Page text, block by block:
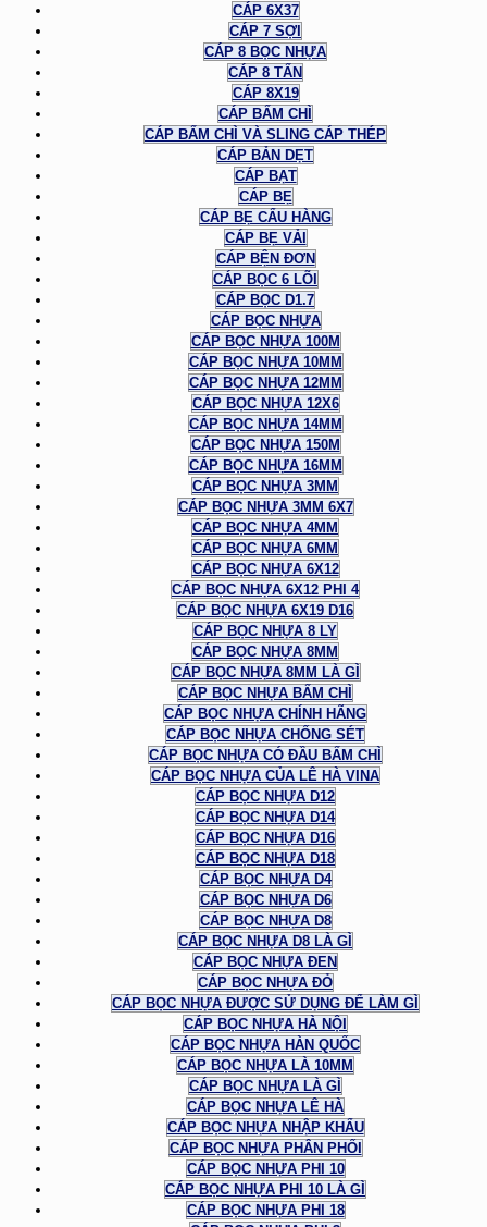
CÁP 6X37
CÁP 7 SỢI
CÁP 8 BỌC NHỰA
CÁP 8 TẤN
CÁP 8X19
CÁP BẤM CHÌ
CÁP BẤM CHÌ VÀ SLING CÁP THÉP
CÁP BẢN DẸT
CÁP BẠT
CÁP BẸ
CÁP BẸ CẨU HÀNG
CÁP BẸ VẢI
CÁP BỆN ĐƠN
CÁP BỌC 6 LÕI
CÁP BỌC D1.7
CÁP BỌC NHỰA
CÁP BỌC NHỰA 100M
CÁP BỌC NHỰA 10MM
CÁP BỌC NHỰA 12MM
CÁP BỌC NHỰA 12X6
CÁP BỌC NHỰA 14MM
CÁP BỌC NHỰA 150M
CÁP BỌC NHỰA 16MM
CÁP BỌC NHỰA 3MM
CÁP BỌC NHỰA 3MM 6X7
CÁP BỌC NHỰA 4MM
CÁP BỌC NHỰA 6MM
CÁP BỌC NHỰA 6X12
CÁP BỌC NHỰA 6X12 PHI 4
CÁP BỌC NHỰA 6X19 D16
CÁP BỌC NHỰA 8 LY
CÁP BỌC NHỰA 8MM
CÁP BỌC NHỰA 8MM LÀ GÌ
CÁP BỌC NHỰA BẤM CHÌ
CÁP BỌC NHỰA CHÍNH HÃNG
CÁP BỌC NHỰA CHỐNG SÉT
CÁP BỌC NHỰA CÓ ĐẦU BẤM CHÌ
CÁP BỌC NHỰA CỦA LÊ HÀ VINA
CÁP BỌC NHỰA D12
CÁP BỌC NHỰA D14
CÁP BỌC NHỰA D16
CÁP BỌC NHỰA D18
CÁP BỌC NHỰA D4
CÁP BỌC NHỰA D6
CÁP BỌC NHỰA D8
CÁP BỌC NHỰA D8 LÀ GÌ
CÁP BỌC NHỰA ĐEN
CÁP BỌC NHỰA ĐỎ
CÁP BỌC NHỰA ĐƯỢC SỬ DỤNG ĐỂ LÀM GÌ
CÁP BỌC NHỰA HÀ NỘI
CÁP BỌC NHỰA HÀN QUỐC
CÁP BỌC NHỰA LÀ 10MM
CÁP BỌC NHỰA LÀ GÌ
CÁP BỌC NHỰA LÊ HÀ
CÁP BỌC NHỰA NHẬP KHẨU
CÁP BỌC NHỰA PHÂN PHỐI
CÁP BỌC NHỰA PHI 10
CÁP BỌC NHỰA PHI 10 LÀ GÌ
CÁP BỌC NHỰA PHI 18